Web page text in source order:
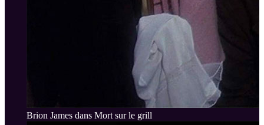
Brion James dans Mort sur le grill